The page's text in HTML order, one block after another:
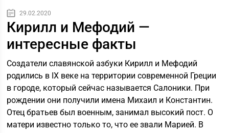
29.02.2020
Кирилл и Мефодий —
интересные факты
Создатели славянской азбуки Кирилл и Мефодий
родились в IX веке на территории современной Греции
в городе, который сейчас называется Салоники. При
рождении они получили имена Михаил и Константин.
Отец братьев был военным, занимал высокий пост. О
матери известно только то, что ее звали Марией. В